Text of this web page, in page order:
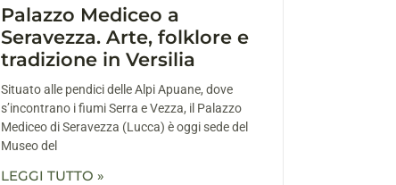
Palazzo Mediceo a
Seravezza. Arte, folklore e
tradizione in Versilia
Situato alle pendici delle Alpi Apuane, dove
s’incontrano i fiumi Serra e Vezza, il Palazzo
Mediceo di Seravezza (Lucca) è oggi sede del
Museo del
LEGGI TUTTO »